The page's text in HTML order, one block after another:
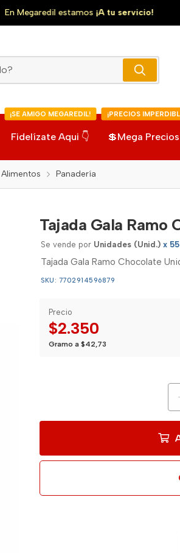
Gala Ramo Chocolate
estamos¡A tu servicio!
Fidelízate Aqui 👇
¡SE AMIGO MEGAREDIL!
💲Mega
¡PRECIOS
Alimentos Panadería
Tajada Gala Ramo
Se vende por Unidades (Unid.) x
Tajada Gala Ramo Chocolate
SKU: 7702914596879
Precio
$2.350
Gramo a $42,73